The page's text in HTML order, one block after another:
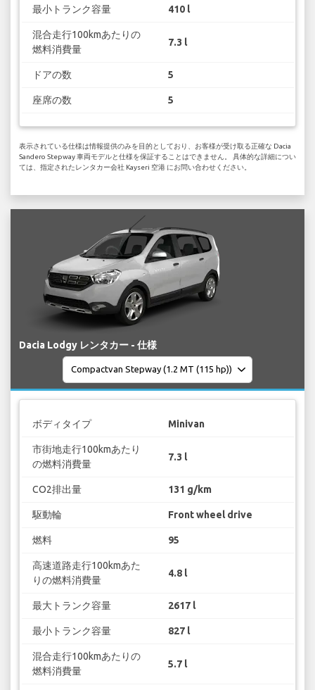
最小トランク容量 410 l
混合走行100kmあたりの
燃料消費量
7.3 l
ドアの数 5
座席の数 5
表示されている仕様は情報提供のみを目的としており、お客様が受け取る正確な Dacia
Sandero Stepway 車両モデルと仕様を保証することはできません。 具体的な詳細につい
ては、指定されたレンタカー会社 Kayseri 空港 にお問い合わせください。
Dacia Lodgy レンタカー - 仕様
ボディタイプ Minivan
市街地走行100kmあたり
の燃料消費量
7.3 l
CO2排出量 131 g/km
駆動輪 Front wheel drive
燃料 95
高速道路走行100kmあた
りの燃料消費量
4.8 l
最大トランク容量 2617 l
最小トランク容量 827 l
混合走行100kmあたりの
燃料消費量
5.7 l